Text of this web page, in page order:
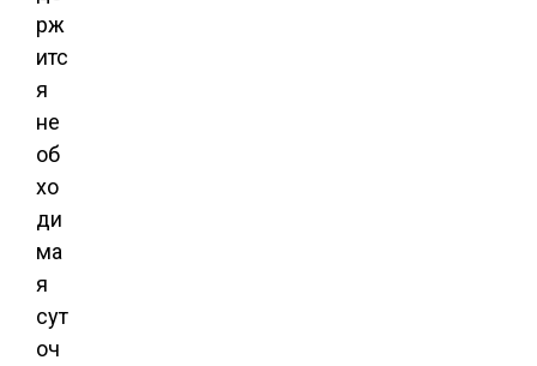
рж
итс
я
не
об
хо
ди
ма
я
сут
оч